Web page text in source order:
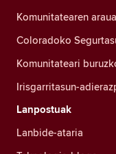
Komunitatearen
Coloradoko
Komunitateari
Irisgarritasun-
Lanpostuak
Lanbide-ataria